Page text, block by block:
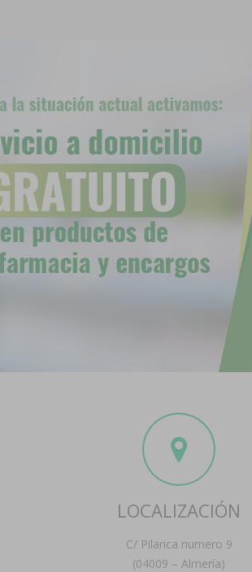
LOCALIZACIÓN
C/ Pilarica numero 9
(04009 – Almería)